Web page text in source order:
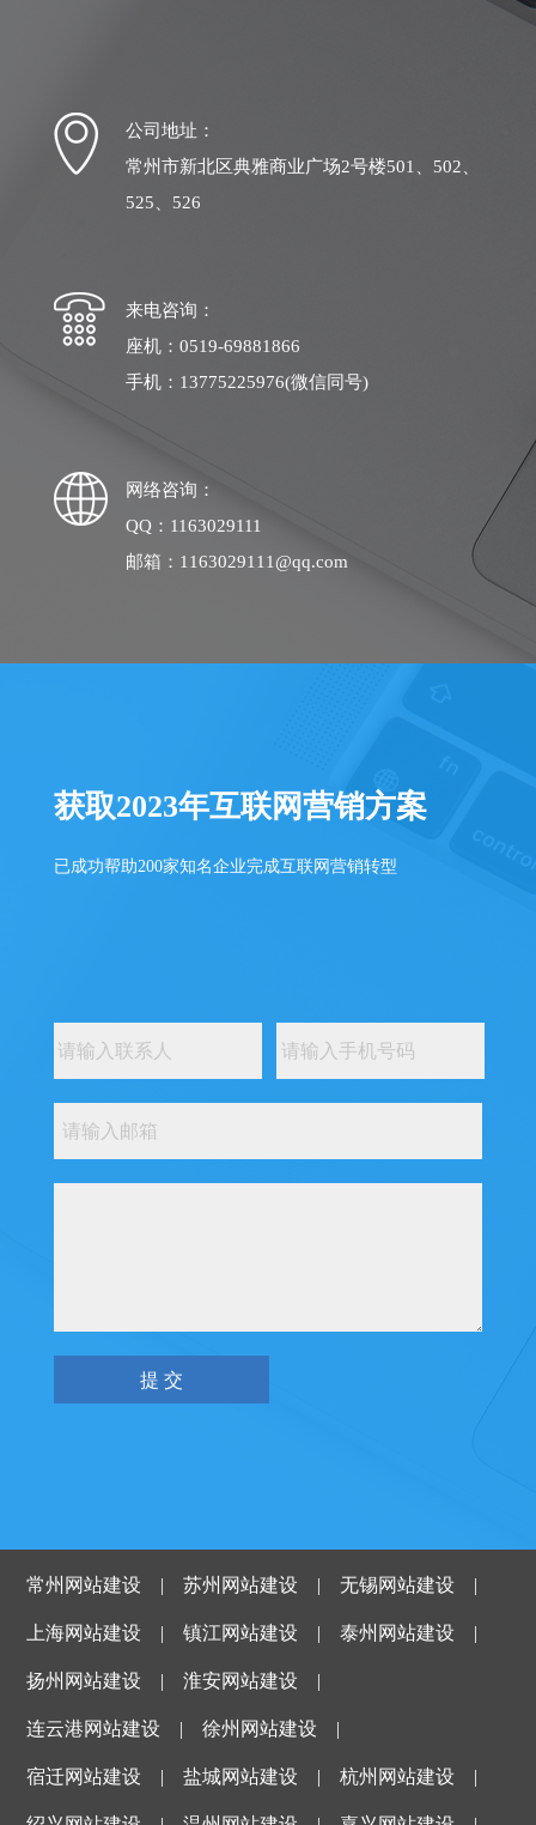
公司地址：
常州市新北区典雅商业广场2号楼501、502、
525、526
来电咨询：
座机：0519-69881866
手机：13775225976(微信同号)
网络咨询：
QQ：1163029111
邮箱：1163029111@qq.com
获取2023年互联网营销方案
已成功帮助200家知名企业完成互联网营销转型
常州网站建设 |苏州网站建设 |无锡网站建设 |
上海网站建设 |镇江网站建设 |泰州网站建设 |
扬州网站建设 |淮安网站建设 |
连云港网站建设 |徐州网站建设 |
宿迁网站建设 |盐城网站建设 |杭州网站建设 |